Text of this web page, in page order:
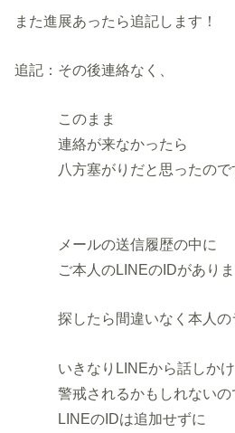
また進展あったら追記します！
追記：その後連絡なく、
このまま
連絡が来なかったら
八方塞がりだと思ったので
メールの送信履歴の中に
ご本人のLINEのIDがありま
探したら間違いなく本人のラ
いきなりLINEから話しかけ
警戒されるかもしれないの
LINEのIDは追加せずに